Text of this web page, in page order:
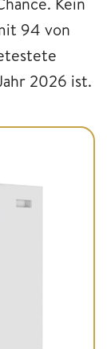
94 von
2026 ist.